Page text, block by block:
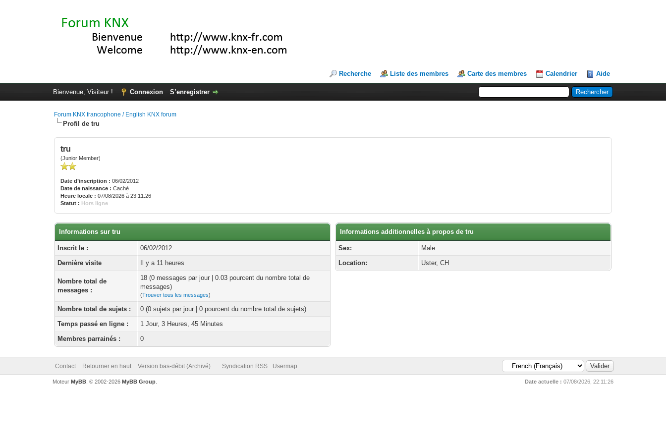
Recherche Liste des membres Carte des membres Calendrier Aide
Bienvenue, Visiteur ! Connexion S’enregistrer
Forum KNX francophone / English KNX forum
Profil de tru
tru
(Junior Member)
Date d’inscription : 06/02/2012
Date de naissance : Caché
Heure locale : 07/08/2026 à 23:11:26
Statut : Hors ligne
Informations sur tru
Inscrit le :
06/02/2012
Dernière visite
Il y a 11 heures
Nombre total de
messages :
18 (0 messages par jour | 0.03 pourcent du nombre total de
messages)
(Trouver tous les messages)
Nombre total de sujets :
0 (0 sujets par jour | 0 pourcent du nombre total de sujets)
Temps passé en ligne :
1 Jour, 3 Heures, 45 Minutes
Membres parrainés :
0
Informations additionnelles à propos de tru
Sex:
Male
Location:
Uster, CH
Contact Retourner en haut Version bas-débit (Archivé) Syndication RSS Usermap
Date actuelle : 07/08/2026, 22:11:26
Moteur MyBB, © 2002-2026 MyBB Group.